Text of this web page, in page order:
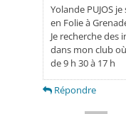
Yolande PUJOS
en Folie à
Je recherche
dans mon club
de 9 h 30 à 17 h
Répondre